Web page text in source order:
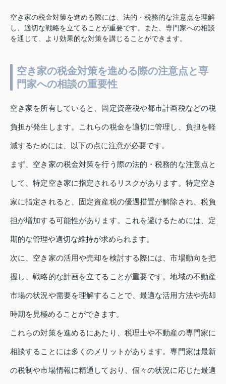
空き家の税金対策を進める際には、法的・税務的な注意点を理解
し、適切な戦略を立てることが重要です。また、専門家への相談
を通じて、より効果的な対策を講じることができます。
空き家の税金対策を進める際の注意点と専
門家への相談の重要性
空き家を所有していると、固定資産税や都市計画税などの税
負担が発生します。これらの税金を適切に管理し、負担を軽
減するためには、以下の点に注意が必要です。
まず、空き家の税金対策を行う際の法的・税務的な注意点と
して、特定空き家に指定されるリスクがあります。特定空き
家に指定されると、固定資産税の優遇措置が解除され、税負
担が増加する可能性があります。これを避けるためには、定
期的な管理や適切な維持が求められます。
次に、空き家の活用や売却を検討する際には、市場動向を把
握し、戦略的な計画を立てることが重要です。地域の不動産
市場の状況や需要を理解することで、最適な活用方法や売却
時期を見極めることができます。
これらの対策を進めるにあたり、税理士や不動産の専門家に
相談することには多くのメリットがあります。専門家は最新
の税制や市場情報に精通しており、個々の状況に応じた最適